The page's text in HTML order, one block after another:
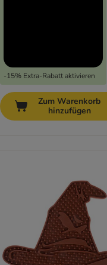
-15% Extra-Rabatt aktivieren
Zum Warenkorb
hinzufügen